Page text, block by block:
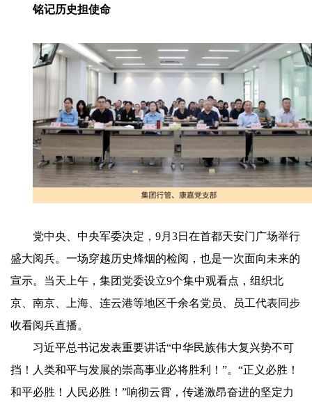
铭记历史担使命
党中央、中央军委决定，9月3日在首都天安门广场举行
盛大阅兵。一场穿越历史烽烟的检阅，也是一次面向未来的
宣示。当天上午，集团党委设立9个集中观看点，组织北
京、南京、上海、连云港等地区千余名党员、员工代表同步
收看阅兵直播。
习近平总书记发表重要讲话“中华民族伟大复兴势不可
挡！人类和平与发展的崇高事业必将胜利！”。“正义必胜！
和平必胜！人民必胜！”响彻云霄，传递激昂奋进的坚定力